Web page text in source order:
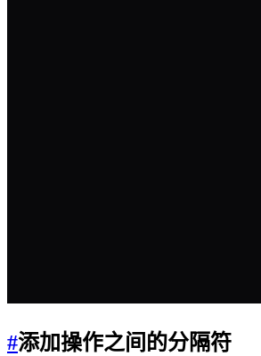
#添加操作之间的分隔符